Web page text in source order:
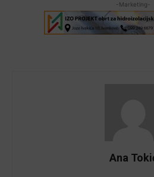
-Marketing-
Ana